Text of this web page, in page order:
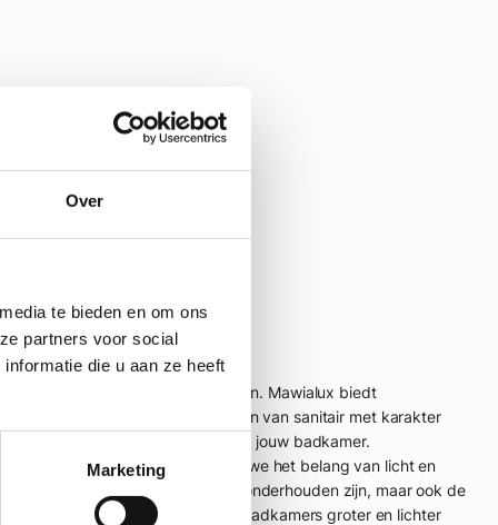
Over
te bieden en om ons
partners voor social
die u aan ze heeft
Marketing
bij Mawialux
stijlen, maten en kleuren. Mawialux biedt
tot klassiek. Deze elementen van sanitair met karakter
aan de esthetische waarde van jouw badkamer.
Bij Mawialux begrijpen we het belang van licht en
duurzaam en makkelijk te onderhouden zijn, maar ook de
waardoor zelfs de kleinste badkamers groter en lichter